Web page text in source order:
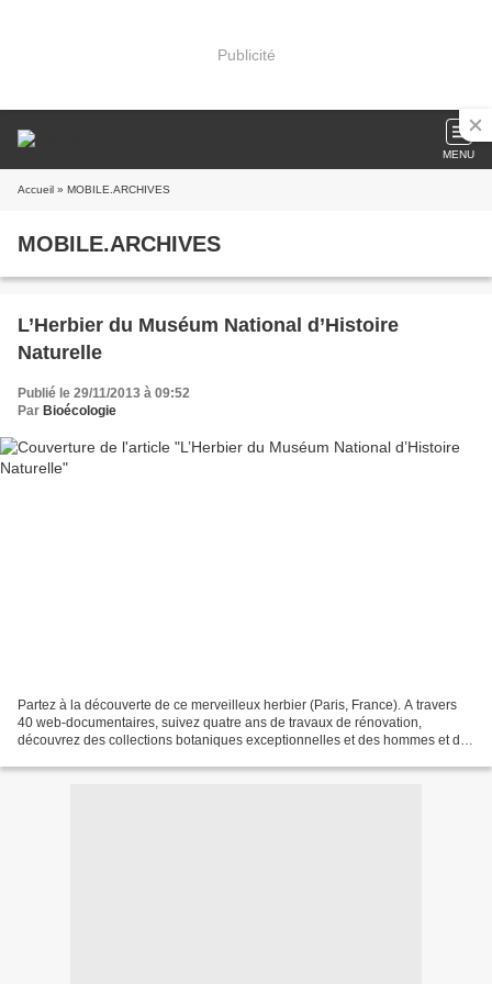
Publicité
MENU
Accueil » MOBILE.ARCHIVES
MOBILE.ARCHIVES
L’Herbier du Muséum National d’Histoire
Naturelle
Publié le 29/11/2013 à 09:52
Par Bioécologie
Partez à la découverte de ce merveilleux herbier (Paris, France). A travers
40 web-documentaires, suivez quatre ans de travaux de rénovation,
découvrez des collections botaniques exceptionnelles et des hommes et des